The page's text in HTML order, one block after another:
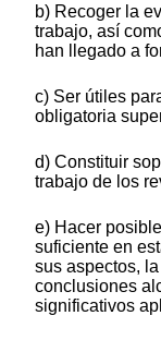
b) Recoger la
trabajo, así
han llegado a
c) Ser útiles
obligatoria
d) Constituir
trabajo de los
e) Hacer
suficiente en
sus aspectos,
conclusiones
significativos